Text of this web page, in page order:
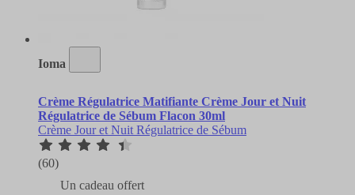
Ioma
Crème Régulatrice Matifiante Crème Jour et Nuit
Régulatrice de Sébum Flacon 30ml
Crème Jour et Nuit Régulatrice de Sébum
(60)
Un cadeau offert